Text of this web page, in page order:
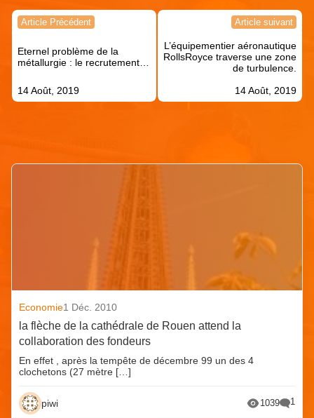
Navigation
l’article
Article Précédent
Eternel problème de la
métallurgie : le recrutement…
14 Août, 2019
Article suivant
L’équipementier aéronautique
RollsRoyce traverse une zone
de turbulence.
14 Août, 2019
Economie1 Déc. 2010
la flèche de la cathédrale de Rouen attend la
collaboration des fondeurs
En effet , après la tempête de décembre 99 un des 4
clochetons (27 mètre […]
piwi 1039 1